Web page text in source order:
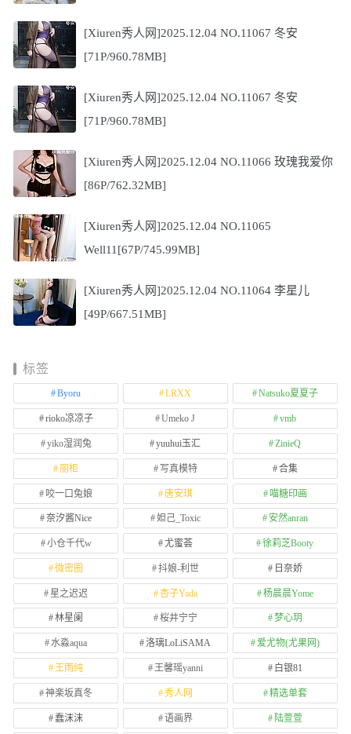
[Xiuren秀人网]2025.12.04 NO.11067 冬安
[71P/960.78MB]
[Xiuren秀人网]2025.12.04 NO.11067 冬安
[71P/960.78MB]
[Xiuren秀人网]2025.12.04 NO.11066 玫瑰我爱你
[86P/762.32MB]
[Xiuren秀人网]2025.12.04 NO.11065
Well11[67P/745.99MB]
[Xiuren秀人网]2025.12.04 NO.11064 李星儿
[49P/667.51MB]
标签
Byoru LRXX Natsuko夏夏子
rioko凉凉子 Umeko J vmb
yiko湿润兔 yuuhui玉汇 ZinieQ
丽柜 写真模特 合集
咬一口兔娘 唐安琪 喵糖印画
奈汐酱Nice 妲己_Toxic 安然anran
小仓千代w 尤蜜荟 徐莉芝Booty
微密圈 抖娘-利世 日奈娇
星之迟迟 杏子Yada 杨晨晨Yome
林星阑 桜井宁宁 梦心玥
水淼aqua 洛璃LoLiSAMA 爱尤物(尤果网)
王雨纯 王馨瑶yanni 白银81
神楽坂真冬 秀人网 精选单套
蠢沫沫 语画界 陆萱萱